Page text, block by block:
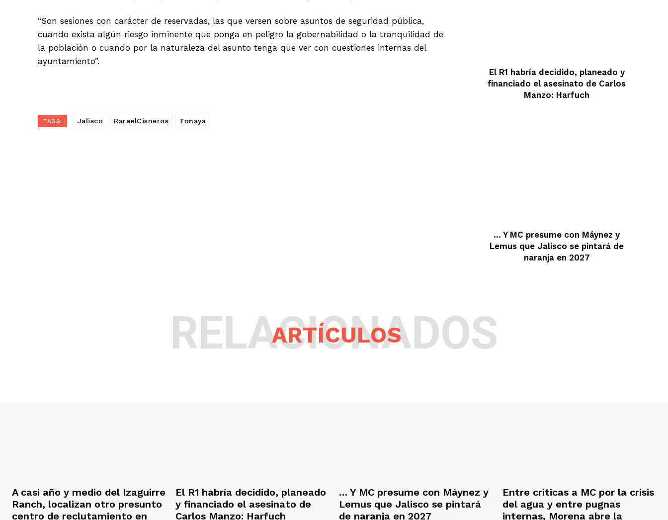
“Son sesiones con carácter de reservadas, las que versen sobre asuntos de seguridad pública,
cuando exista algún riesgo inminente que ponga en peligro la gobernabilidad o la tranquilidad de
la población o cuando por la naturaleza del asunto tenga que ver con cuestiones internas del
ayuntamiento”.
TAGS: Jalisco RaraelCisneros Tonaya
El R1 habría decidido, planeado y
financiado el asesinato de Carlos
Manzo: Harfuch
… Y MC presume con Máynez y
Lemus que Jalisco se pintará de
naranja en 2027
ARTÍCULOS
RELACIONADOS
A casi año y medio del Izaguirre
Ranch, localizan otro presunto
centro de reclutamiento en
El R1 habría decidido, planeado
y financiado el asesinato de
Carlos Manzo: Harfuch
… Y MC presume con Máynez y
Lemus que Jalisco se pintará
de naranja en 2027
Entre críticas a MC por la crisis
del agua y entre pugnas
internas, Morena abre la